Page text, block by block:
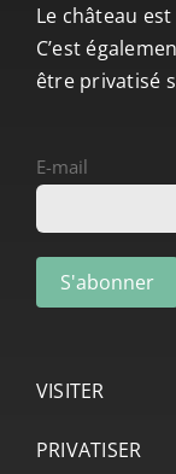
Le château
C’est
être privatisé
E-mail
VISITER
PRIVATISER